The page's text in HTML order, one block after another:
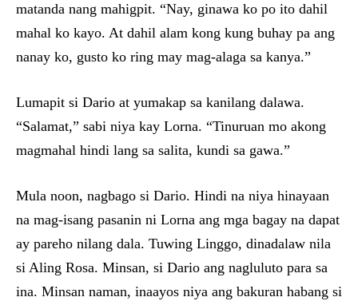
matanda nang mahigpit. “Nay, ginawa ko po ito dahil
mahal ko kayo. At dahil alam kong kung buhay pa ang
nanay ko, gusto ko ring may mag-alaga sa kanya.”
Lumapit si Dario at yumakap sa kanilang dalawa.
“Salamat,” sabi niya kay Lorna. “Tinuruan mo akong
magmahal hindi lang sa salita, kundi sa gawa.”
Mula noon, nagbago si Dario. Hindi na niya hinayaan
na mag-isang pasanin ni Lorna ang mga bagay na dapat
ay pareho nilang dala. Tuwing Linggo, dinadalaw nila
si Aling Rosa. Minsan, si Dario ang nagluluto para sa
ina. Minsan naman, inaayos niya ang bakuran habang si